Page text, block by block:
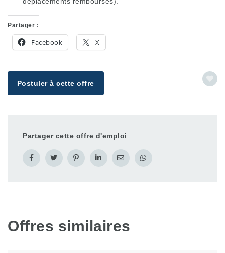
Partager :
Facebook X
Postuler à cette offre
Partager cette offre d'emploi
Offres similaires